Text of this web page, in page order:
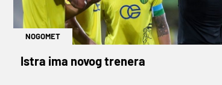
NOGOMET
Istra ima novog trenera